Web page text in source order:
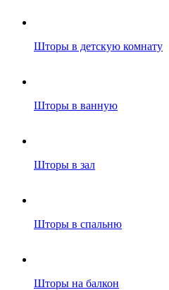
Шторы в детскую комнату
Шторы в ванную
Шторы в зал
Шторы в спальню
Шторы на балкон